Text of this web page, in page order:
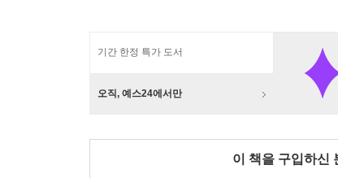
기간 한정 특가 도서
오직, 예스24에서만
이 책을 구입하신